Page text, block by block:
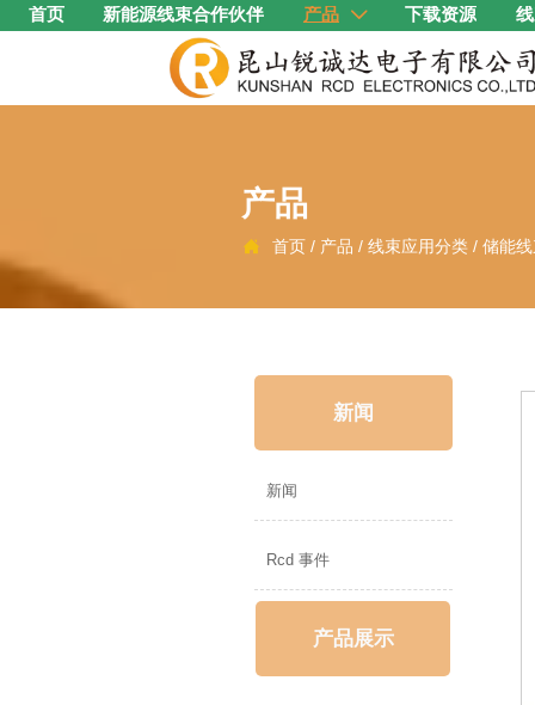
首页 新能源线束合作伙伴 产品  下载资源
产品
 首页 / 产品 /线束应用分类 /储能
新闻
新闻
Rcd 事件
产品展示